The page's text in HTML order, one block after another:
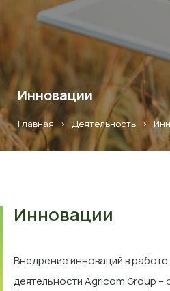
Инновации
Главная > Деятельность >
Инновации
Внедрение инноваций в
деятельности Agricom Group –